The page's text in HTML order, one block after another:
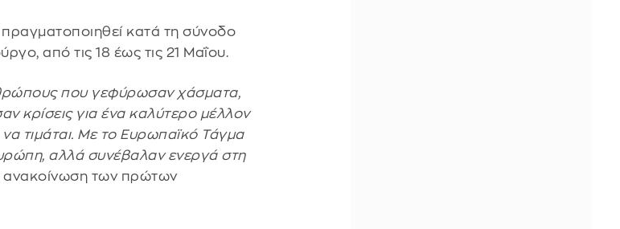
κατά τη σύνοδο
από τις 18 έως τις 21 Μαΐου.
που γεφύρωσαν χάσματα,
κρίσεις για ένα καλύτερο μέλλον
τιμάται. Με το Ευρωπαϊκό Τάγμα
αλλά συνέβαλαν ενεργά στη
των πρώτων